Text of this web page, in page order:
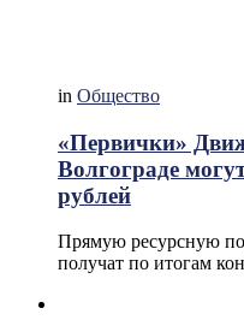
in Общество
«Первички»
Волгограде
рублей
Прямую ресурсную
получат по итогам